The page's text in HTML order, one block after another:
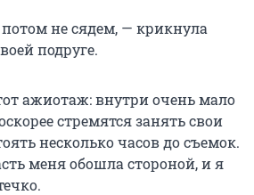
не сядем, — крикнула
подруге.
ажиотаж: внутри очень мало
стремятся занять свои
несколько часов до съемок.
меня обошла стороной, и я